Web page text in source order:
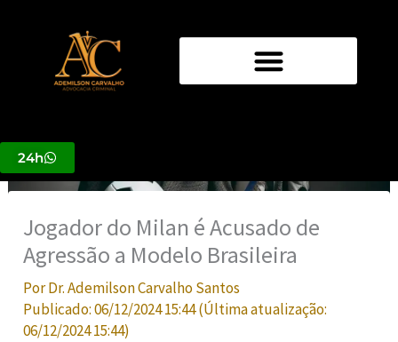
conteúdo
24h
Jogador do Milan é Acusado de
Agressão a Modelo Brasileira
PorDr. Ademilson Carvalho Santos
Publicado:06/12/2024 15:44(Última atualização:
06/12/2024 15:44)